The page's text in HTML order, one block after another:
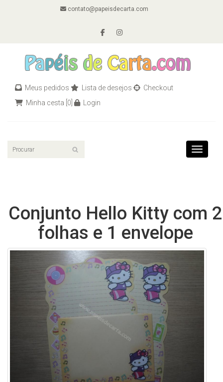
contato@papeisdecarta.com
Meus pedidos Lista de desejos
Checkout
Minha cesta [0] Login
Toggle
Conjunto Hello Kitty com 2
folhas e 1 envelope